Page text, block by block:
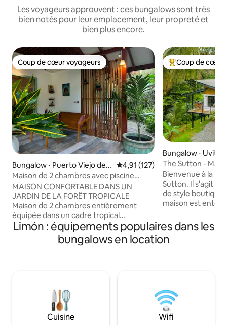
Les voyageurs approuvent : ces bungalows sont très
bien notés pour leur emplacement, leur propreté et
bien plus encore.
Coup de cœur voyageurs
Coup de cœur voyageurs
Bungalow ⋅ Puerto Viejo de T
alamanca
Évaluation moyenne sur la
4,91 (127)
Maison de 2 chambres avec piscine
privée dans un jardin de jungle
MAISON CONFORTABLE DANS UN
JARDIN DE LA FORÊT TROPICALE
Maison de 2 chambres entièrement
équipée dans un cadre tropical
merveilleux. Profitez de la nature et
observez la faune à Casa Lirio. À
distance de marche de magnifiques
entièrement équipée avec tous les
éléments de base et eau en bouteille de
18 L. Climatisation. Petit déjeuner 15 $ US
par personne et par jour, service de
Coups de cœur
Coup de cœur
Bungalow ⋅ Uvita
The Sutton -
Bienvenue à la
Sutton. Il s'agit de
de style boutique
maison est
pour vous et
trois pour une
groupe avec la
partage un
préparation de
repas avec vue
et le jardin
Limón : équipements populaires dans les
bungalows en location
Cuisine Wifi